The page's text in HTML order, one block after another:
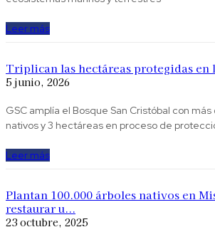
Leer más
Triplican las hectáreas protegidas en
5 junio, 2026
GSC amplía el Bosque San Cristóbal con
nativos y 3 hectáreas en proceso de
Leer más
Plantan 100.000 árboles nativos en
restaurar u...
23 octubre, 2025